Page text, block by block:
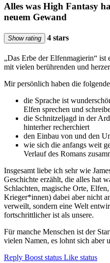
Alles was High Fantasy
neuem Gewand
Show rating 4 stars
„Das Erbe der Elfenmagierin“ ist
mit vielen berührenden und
Mir persönlich haben die
die Sprache ist
Elfen sprechen und
die Schnitzeljagd in der
hinterher recherchiert
den Einbau von und den
wie sich die anfangs weit
Verlauf des Romans
Insgesamt liebe ich sehr wie
Geschichte erzählt, die alles hat
Schlachten, magische Orte,
Krieger*innen) dabei aber nicht
verweilt, sondern eine Welt
fortschrittlicher ist als unsere.
Für manche Menschen ist der
vielen Namen, es lohnt sich aber
Reply Boost status Like status